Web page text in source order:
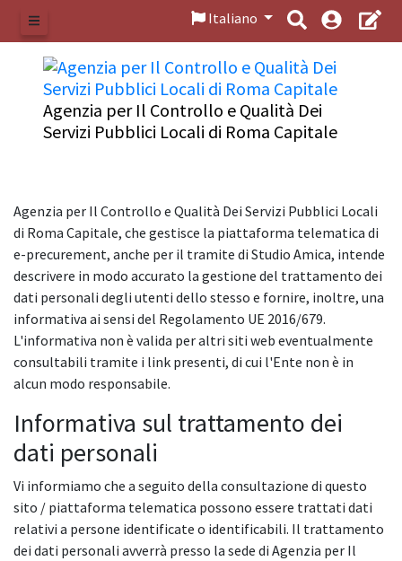
Menu
Italiano
Agenzia per Il Controllo e Qualità Dei
Servizi Pubblici Locali di Roma Capitale
Agenzia per Il Controllo e Qualità Dei Servizi Pubblici Locali
di Roma Capitale, che gestisce la piattaforma telematica di
e-precurement, anche per il tramite di Studio Amica, intende
descrivere in modo accurato la gestione del trattamento dei
dati personali degli utenti dello stesso e fornire, inoltre, una
informativa ai sensi del Regolamento UE 2016/679.
L'informativa non è valida per altri siti web eventualmente
consultabili tramite i link presenti, di cui l'Ente non è in
alcun modo responsabile.
Informativa sul trattamento dei
dati personali
Vi informiamo che a seguito della consultazione di questo
sito / piattaforma telematica possono essere trattati dati
relativi a persone identificate o identificabili. Il trattamento
dei dati personali avverrà presso la sede di Agenzia per Il